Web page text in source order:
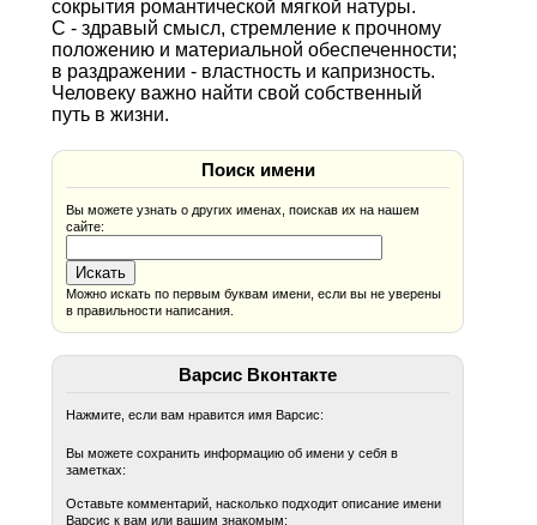
сокрытия романтической мягкой натуры.
С - здравый смысл, стремление к прочному
положению и материальной обеспеченности;
в раздражении - властность и капризность.
Человеку важно найти свой собственный
путь в жизни.
Поиск имени
Вы можете узнать о других именах, поискав их на нашем
сайте:
Можно искать по первым буквам имени, если вы не уверены
в правильности написания.
Варсис Вконтакте
Нажмите, если вам нравится имя Варсис:
Вы можете сохранить информацию об имени у себя в
заметках:
Оставьте комментарий, насколько подходит описание имени
Варсис к вам или вашим знакомым: